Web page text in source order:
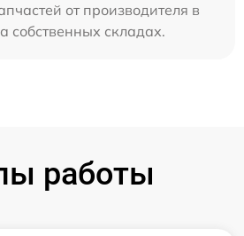
от производителя в
собственных складах.
работы